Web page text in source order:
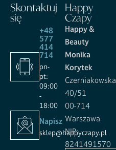
Skontaktuj
się
+48
577
414
714
pn-
pt:
09:00
-
18:00
Napisz
sklep@happyczapy.pl
Happy
Czapy
Happy &
Beauty
Monika
Korytek
Czerniakowska
40/51
00-714
Warszawa
NIP:
8241491570